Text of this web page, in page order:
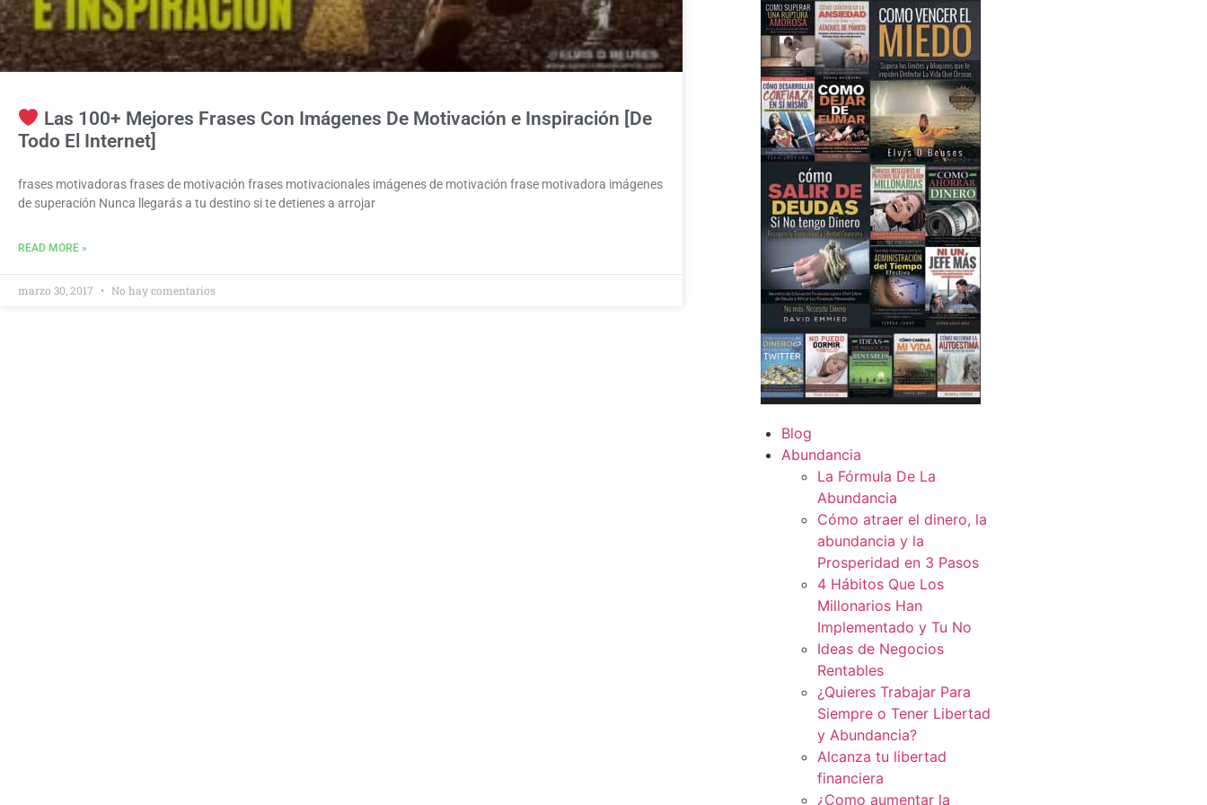
Las 100+ Mejores Frases Con Imágenes De Motivación e Inspiración [De
Todo El Internet]
frases motivadoras frases de motivación frases motivacionales imágenes de motivación frase motivadora imágenes
de superación Nunca llegarás a tu destino si te detienes a arrojar
READ MORE »
marzo 30, 2017 No hay comentarios
Blog
Abundancia
La Fórmula De La
Abundancia
Cómo atraer el dinero, la
abundancia y la
Prosperidad en 3 Pasos
4 Hábitos Que Los
Millonarios Han
Implementado y Tu No
Ideas de Negocios
Rentables
¿Quieres Trabajar Para
Siempre o Tener Libertad
y Abundancia?
Alcanza tu libertad
financiera
¿Como aumentar la